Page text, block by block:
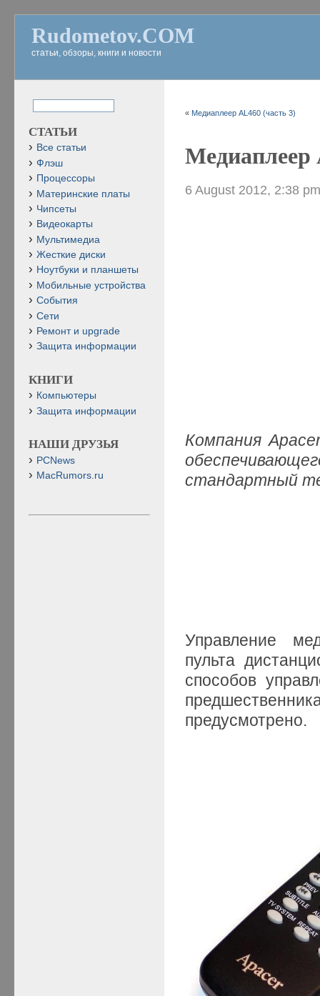
Rudometov.COM
статьи, обзоры, книги и новости
« Медиаплеер AL460 (часть 3)
Медиаплеер
6 August 2012, 2:38
Компания
стандартный
Управление
пульта
способов
предусмотрено.
СТАТЬИ
Все статьи
Флэш
Процессоры
Материнские платы
Чипсеты
Видеокарты
Мультимедиа
Жесткие диски
Ноутбуки и планшеты
Мобильные устройства
События
Сети
Ремонт и upgrade
Защита информации
КНИГИ
Компьютеры
Защита информации
НАШИ ДРУЗЬЯ
PCNews
MacRumors.ru